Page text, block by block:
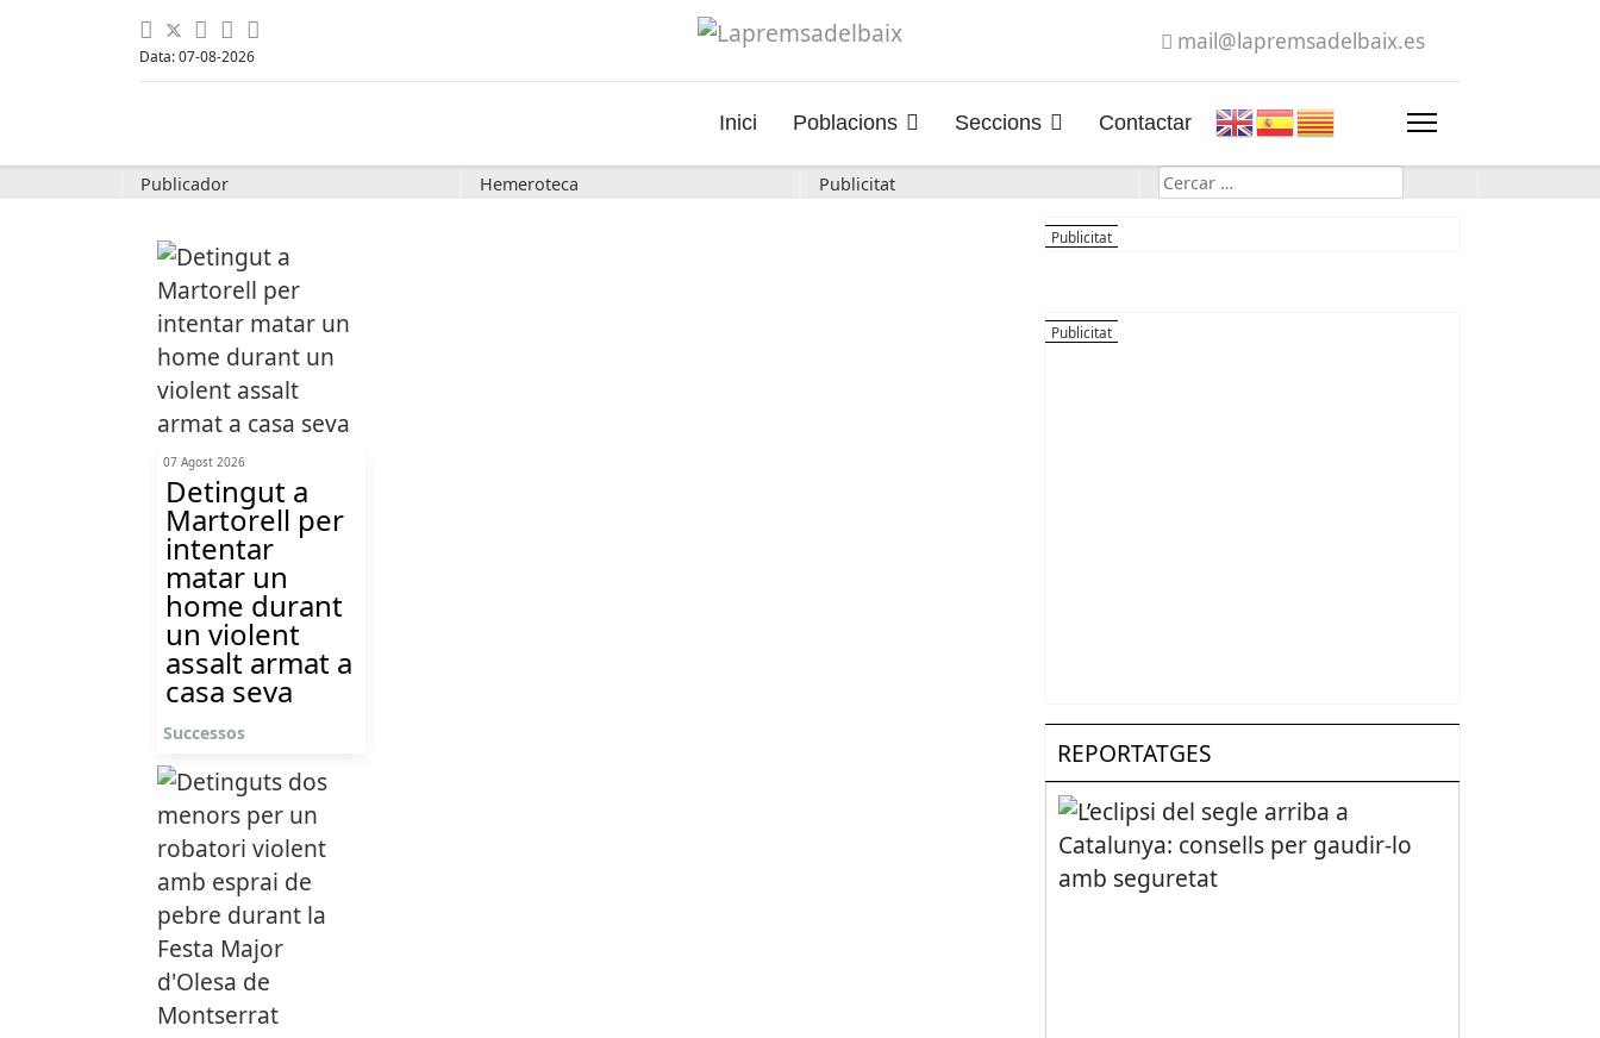
Data: 07-08-2026
mail@lapremsadelbaix.es
Inici Poblacions Seccions Contactar
Publicador Hemeroteca Publicitat Cerca
07 Agost 2026
Detingut a
Martorell per
intentar
matar un
home durant
un violent
assalt armat a
casa seva
Successos
REPORTATGES